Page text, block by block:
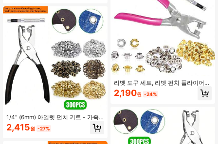
1/4" (6mm) 아일렛 펀치 키트 - 가죽
태그, 종이 공예, 라벨, 선물 가방 & DI
Y 액세서리에 이상적
2,415원 -27%
리벳 도구 세트, 리벳 펀치 플라이어
및 4.5mm(내경) 금속 리벳 포함, 가죽
벨트, 신발, 의류, 공예품 등에 적합.
2,190원 -24%